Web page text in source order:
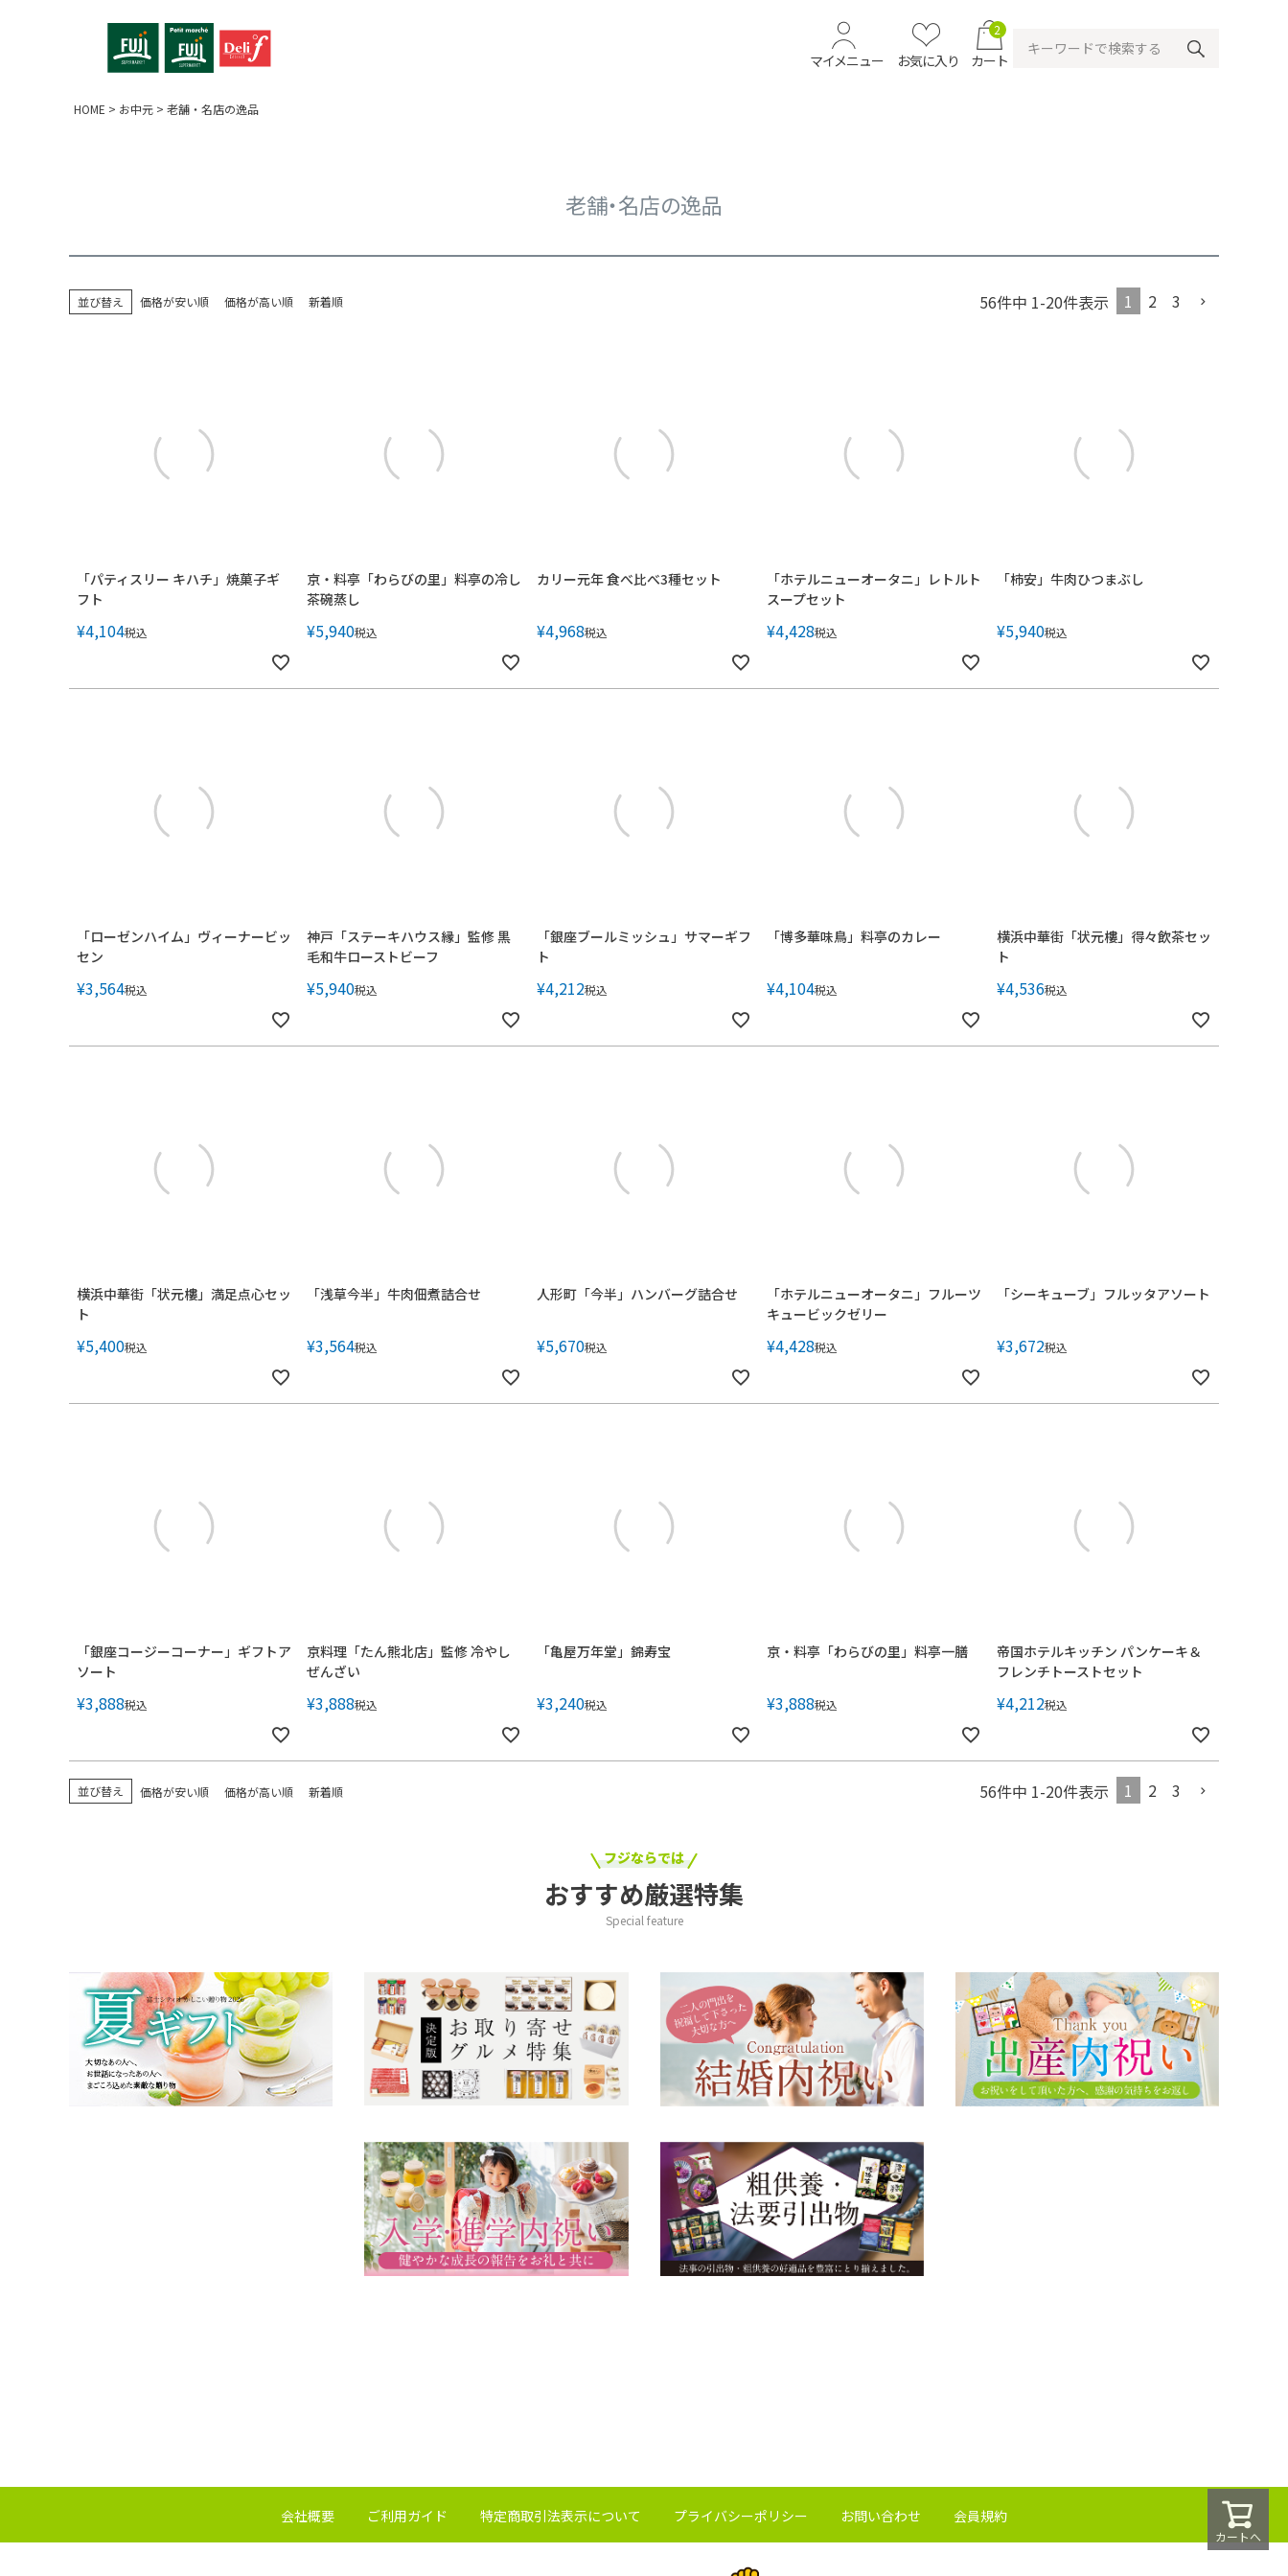
マイメニュー お気に入り
2
カート
HOME お中元 老舗・名店の逸品
老舗・名店の逸品
並び替え 価格が安い順 価格が高い順 新着順 56件中 1-20件表示 1 2 3
「パティスリー キハチ」焼菓子ギ
フト
¥4,104税込
京・料亭「わらびの里」料亭の冷し
茶碗蒸し
¥5,940税込
カリー元年 食べ比べ3種セット
¥4,968税込
「ホテルニューオータニ」レトルト
スープセット
¥4,428税込
「柿安」牛肉ひつまぶし
¥5,940税込
「ローゼンハイム」ヴィーナービッ
セン
¥3,564税込
神戸「ステーキハウス縁」監修 黒
毛和牛ローストビーフ
¥5,940税込
「銀座ブールミッシュ」サマーギフ
ト
¥4,212税込
「博多華味鳥」料亭のカレー
¥4,104税込
横浜中華街「状元樓」得々飲茶セッ
ト
¥4,536税込
横浜中華街「状元樓」満足点心セッ
ト
¥5,400税込
「浅草今半」牛肉佃煮詰合せ
¥3,564税込
人形町「今半」ハンバーグ詰合せ
¥5,670税込
「ホテルニューオータニ」フルーツ
キュービックゼリー
¥4,428税込
「シーキューブ」フルッタアソート
¥3,672税込
「銀座コージーコーナー」ギフトア
ソート
¥3,888税込
京料理「たん熊北店」監修 冷やし
ぜんざい
¥3,888税込
「亀屋万年堂」錦寿宝
¥3,240税込
京・料亭「わらびの里」料亭一膳
¥3,888税込
帝国ホテルキッチン パンケーキ＆
フレンチトーストセット
¥4,212税込
並び替え 価格が安い順 価格が高い順 新着順 56件中 1-20件表示 1 2 3
カートへ
フジならでは
おすすめ厳選特集
Special feature
会社概要 ご利用ガイド 特定商取引法表示について プライバシーポリシー お問い合わせ 会員規約